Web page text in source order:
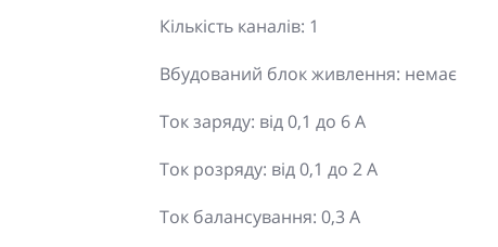
Кількість каналів: 1
Вбудований блок живлення: немає
Ток заряду: від 0,1 до 6 А
Ток розряду: від 0,1 до 2 А
Ток балансування: 0,3 А